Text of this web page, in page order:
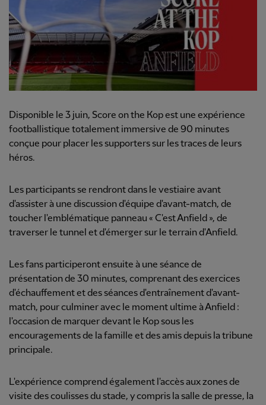
Disponible le 3 juin, Score on the Kop est une expérience
footballistique totalement immersive de 90 minutes
conçue pour placer les supporters sur les traces de leurs
héros.
Les participants se rendront dans le vestiaire avant
d'assister à une discussion d'équipe d'avant-match, de
toucher l'emblématique panneau « C'est Anfield », de
traverser le tunnel et d'émerger sur le terrain d'Anfield.
Les fans participeront ensuite à une séance de
présentation de 30 minutes, comprenant des exercices
d'échauffement et des séances d'entraînement d'avant-
match, pour culminer avec le moment ultime à Anfield :
l'occasion de marquer devant le Kop sous les
encouragements de la famille et des amis depuis la tribune
principale.
L'expérience comprend également l'accès aux zones de
visite des coulisses du stade, y compris la salle de presse, la